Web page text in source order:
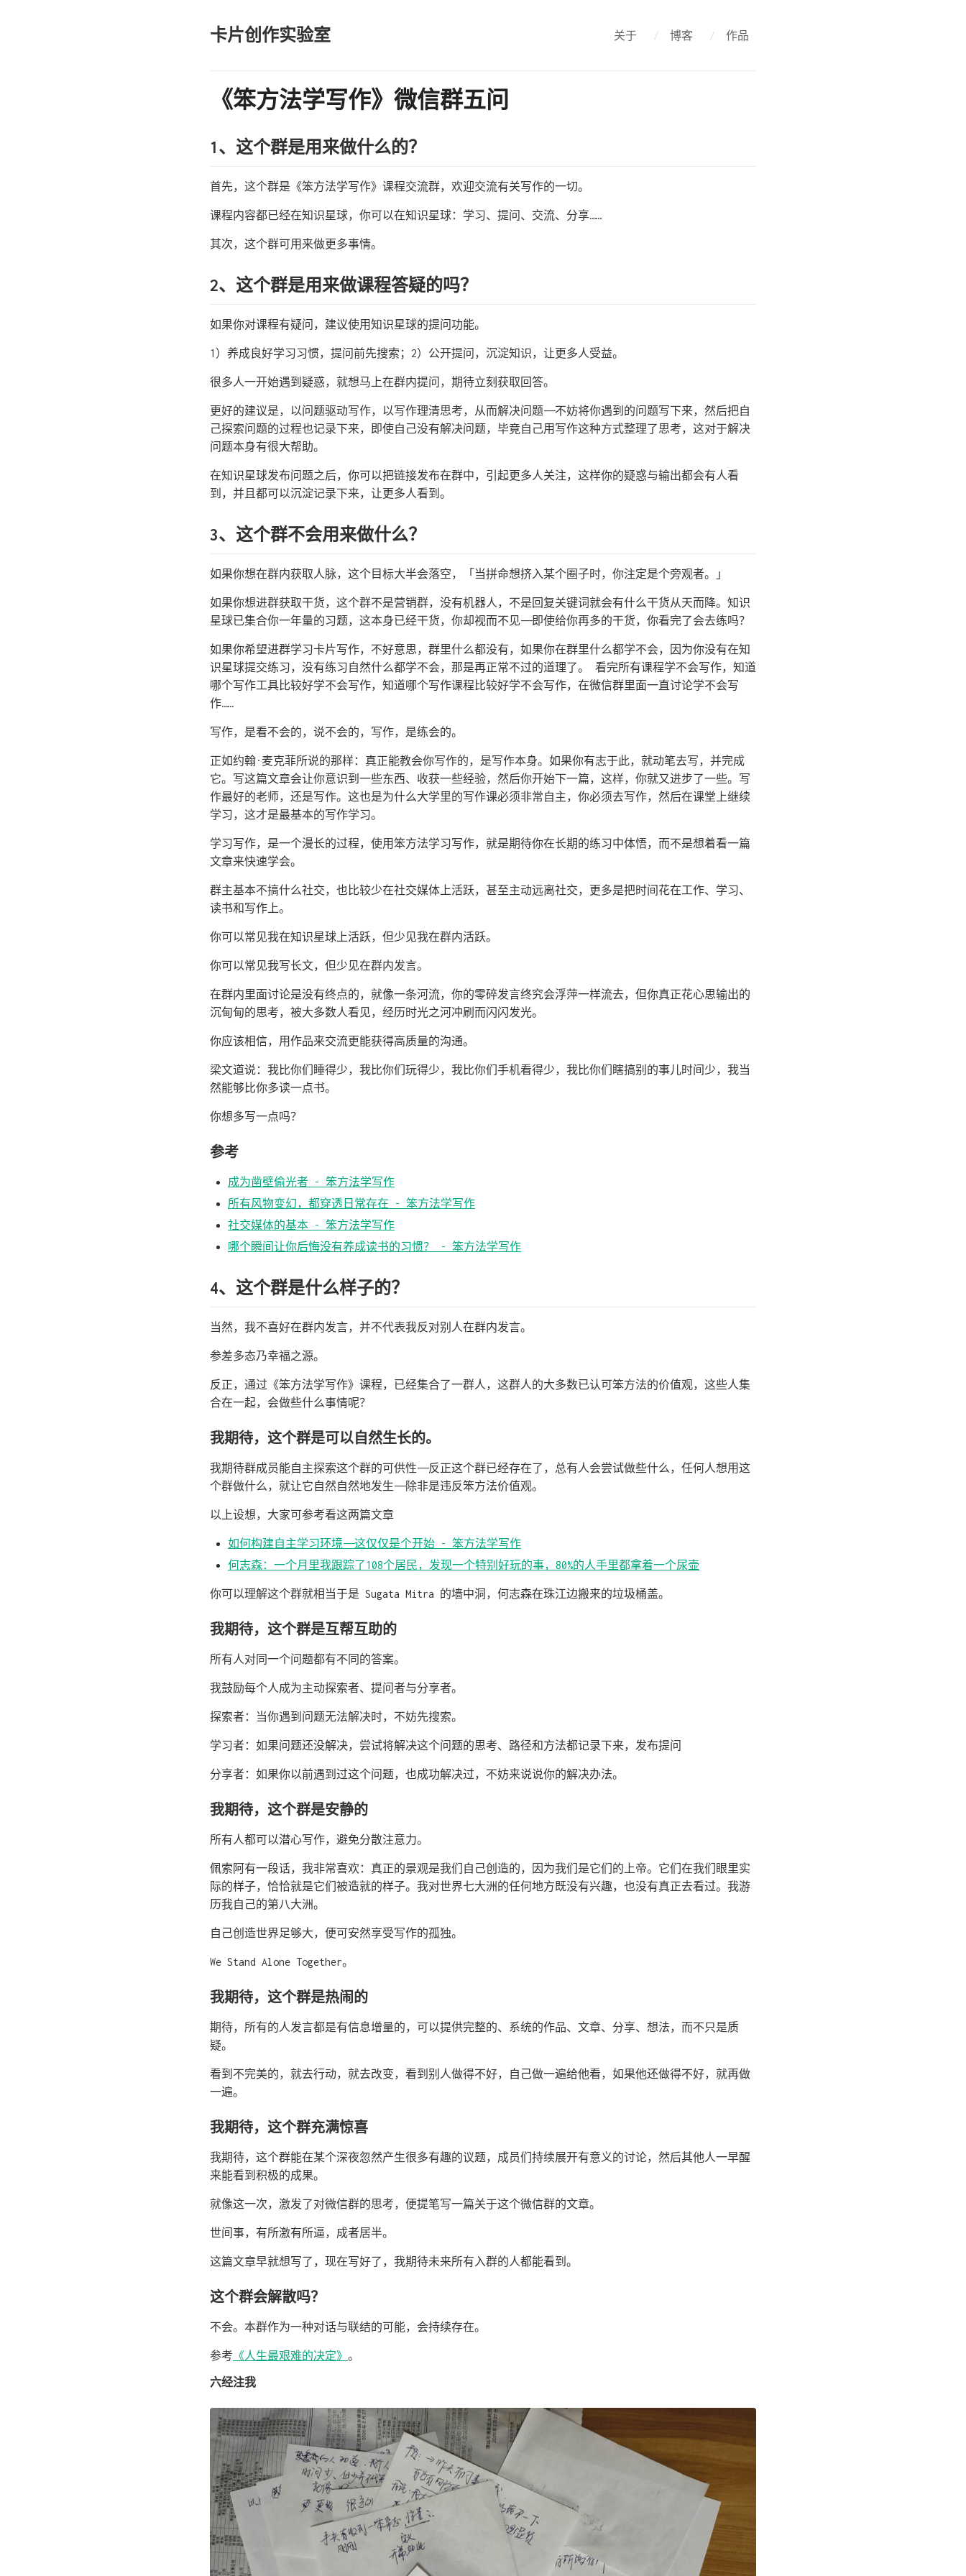
卡片创作实验室 关于 / 博客 / 作品
《笨方法学写作》微信群五问
1、这个群是用来做什么的？
首先，这个群是《笨方法学写作》课程交流群，欢迎交流有关写作的一切。
课程内容都已经在知识星球，你可以在知识星球：学习、提问、交流、分享……
其次，这个群可用来做更多事情。
2、这个群是用来做课程答疑的吗？
如果你对课程有疑问，建议使用知识星球的提问功能。
1）养成良好学习习惯，提问前先搜索；2）公开提问，沉淀知识，让更多人受益。
很多人一开始遇到疑惑，就想马上在群内提问，期待立刻获取回答。
更好的建议是，以问题驱动写作，以写作理清思考，从而解决问题——不妨将你遇到的问题写下来，然后把自
己探索问题的过程也记录下来，即使自己没有解决问题，毕竟自己用写作这种方式整理了思考，这对于解决
问题本身有很大帮助。
在知识星球发布问题之后，你可以把链接发布在群中，引起更多人关注，这样你的疑惑与输出都会有人看
到，并且都可以沉淀记录下来，让更多人看到。
3、这个群不会用来做什么？
如果你想在群内获取人脉，这个目标大半会落空，「当拼命想挤入某个圈子时，你注定是个旁观者。」
如果你想进群获取干货，这个群不是营销群，没有机器人，不是回复关键词就会有什么干货从天而降。知识
星球已集合你一年量的习题，这本身已经干货，你却视而不见——即使给你再多的干货，你看完了会去练吗？
如果你希望进群学习卡片写作，不好意思，群里什么都没有，如果你在群里什么都学不会，因为你没有在知
识星球提交练习，没有练习自然什么都学不会，那是再正常不过的道理了。 看完所有课程学不会写作，知道
哪个写作工具比较好学不会写作，知道哪个写作课程比较好学不会写作，在微信群里面一直讨论学不会写
作……
写作，是看不会的，说不会的，写作，是练会的。
正如约翰·麦克菲所说的那样：真正能教会你写作的，是写作本身。如果你有志于此，就动笔去写，并完成
它。写这篇文章会让你意识到一些东西、收获一些经验，然后你开始下一篇，这样，你就又进步了一些。写
作最好的老师，还是写作。这也是为什么大学里的写作课必须非常自主，你必须去写作，然后在课堂上继续
学习，这才是最基本的写作学习。
学习写作，是一个漫长的过程，使用笨方法学习写作，就是期待你在长期的练习中体悟，而不是想着看一篇
文章来快速学会。
群主基本不搞什么社交，也比较少在社交媒体上活跃，甚至主动远离社交，更多是把时间花在工作、学习、
读书和写作上。
你可以常见我在知识星球上活跃，但少见我在群内活跃。
你可以常见我写长文，但少见在群内发言。
在群内里面讨论是没有终点的，就像一条河流，你的零碎发言终究会浮萍一样流去，但你真正花心思输出的
沉甸甸的思考，被大多数人看见，经历时光之河冲刷而闪闪发光。
你应该相信，用作品来交流更能获得高质量的沟通。
梁文道说：我比你们睡得少，我比你们玩得少，我比你们手机看得少，我比你们瞎搞别的事儿时间少，我当
然能够比你多读一点书。
你想多写一点吗？
参考
成为凿壁偷光者 - 笨方法学写作
所有风物变幻，都穿透日常存在 - 笨方法学写作
社交媒体的基本 - 笨方法学写作
哪个瞬间让你后悔没有养成读书的习惯？ - 笨方法学写作
4、这个群是什么样子的？
当然，我不喜好在群内发言，并不代表我反对别人在群内发言。
参差多态乃幸福之源。
反正，通过《笨方法学写作》课程，已经集合了一群人，这群人的大多数已认可笨方法的价值观，这些人集
合在一起，会做些什么事情呢？
我期待，这个群是可以自然生长的。
我期待群成员能自主探索这个群的可供性——反正这个群已经存在了，总有人会尝试做些什么，任何人想用这
个群做什么，就让它自然自然地发生——除非是违反笨方法价值观。
以上设想，大家可参考看这两篇文章
如何构建自主学习环境——这仅仅是个开始 - 笨方法学写作
何志森：一个月里我跟踪了108个居民，发现一个特别好玩的事，80%的人手里都拿着一个尿壶
你可以理解这个群就相当于是 Sugata Mitra 的墙中洞，何志森在珠江边搬来的垃圾桶盖。
我期待，这个群是互帮互助的
所有人对同一个问题都有不同的答案。
我鼓励每个人成为主动探索者、提问者与分享者。
探索者：当你遇到问题无法解决时，不妨先搜索。
学习者：如果问题还没解决，尝试将解决这个问题的思考、路径和方法都记录下来，发布提问
分享者：如果你以前遇到过这个问题，也成功解决过，不妨来说说你的解决办法。
我期待，这个群是安静的
所有人都可以潜心写作，避免分散注意力。
佩索阿有一段话，我非常喜欢：真正的景观是我们自己创造的，因为我们是它们的上帝。它们在我们眼里实
际的样子，恰恰就是它们被造就的样子。我对世界七大洲的任何地方既没有兴趣，也没有真正去看过。我游
历我自己的第八大洲。
自己创造世界足够大，便可安然享受写作的孤独。
We Stand Alone Together。
我期待，这个群是热闹的
期待，所有的人发言都是有信息增量的，可以提供完整的、系统的作品、文章、分享、想法，而不只是质
疑。
看到不完美的，就去行动，就去改变，看到别人做得不好，自己做一遍给他看，如果他还做得不好，就再做
一遍。
我期待，这个群充满惊喜
我期待，这个群能在某个深夜忽然产生很多有趣的议题，成员们持续展开有意义的讨论，然后其他人一早醒
来能看到积极的成果。
就像这一次，激发了对微信群的思考，便提笔写一篇关于这个微信群的文章。
世间事，有所激有所逼，成者居半。
这篇文章早就想写了，现在写好了，我期待未来所有入群的人都能看到。
这个群会解散吗？
不会。本群作为一种对话与联结的可能，会持续存在。
参考 《人生最艰难的决定》 。
六经注我